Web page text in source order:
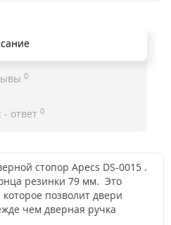
0
- ответ 0
стопор Apecs DS-0015 .
резинки 79 мм. Это
позволит двери
чем дверная ручка